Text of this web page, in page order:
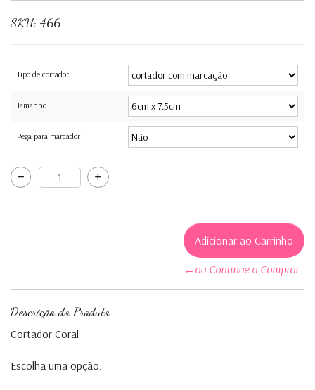
SKU: 466
Tipo de cortador
Tamanho
Pega para marcador
←ou Continue a Comprar
Descrição do Produto
Cortador Coral
Escolha uma opção: